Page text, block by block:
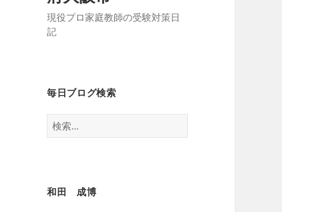
現役プロ家庭教師の受験対策日
記
毎日ブログ検索
検
索:
和田 成博